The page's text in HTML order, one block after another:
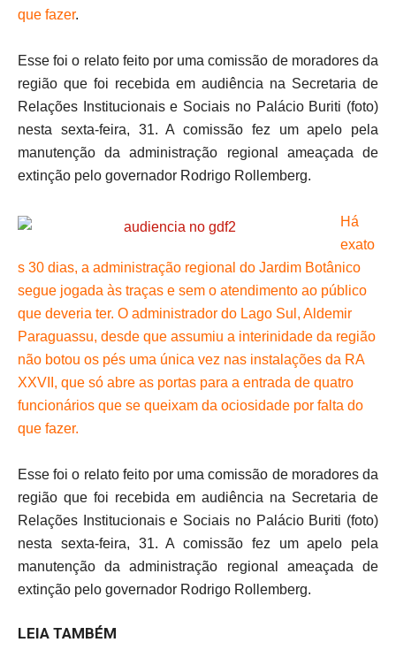
que fazer.
Esse foi o relato feito por uma comissão de moradores da
região que foi recebida em audiência na Secretaria de
Relações Institucionais e Sociais no Palácio Buriti (foto)
nesta sexta-feira, 31. A comissão fez um apelo pela
manutenção da administração regional ameaçada de
extinção pelo governador Rodrigo Rollemberg.
Há
exato
s 30 dias, a administração regional do Jardim Botânico
segue jogada às traças e sem o atendimento ao público
que deveria ter. O administrador do Lago Sul, Aldemir
Paraguassu, desde que assumiu a interinidade da região
não botou os pés uma única vez nas instalações da RA
XXVII, que só abre as portas para a entrada de quatro
funcionários que se queixam da ociosidade por falta do
que fazer.
Esse foi o relato feito por uma comissão de moradores da
região que foi recebida em audiência na Secretaria de
Relações Institucionais e Sociais no Palácio Buriti (foto)
nesta sexta-feira, 31. A comissão fez um apelo pela
manutenção da administração regional ameaçada de
extinção pelo governador Rodrigo Rollemberg.
LEIA TAMBÉM